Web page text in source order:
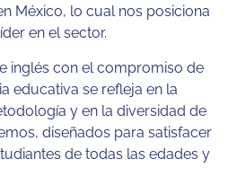
México, lo cual nos posiciona
en el sector.
inglés con el compromiso de
educativa se refleja en la
y en la diversidad de
diseñados para satisfacer
de todas las edades y